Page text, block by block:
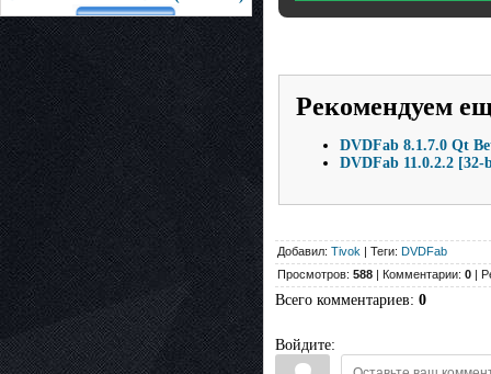
Рекомендуем
DVDFab 8.1.7.0 Qt
DVDFab 11.0.2.2
Добавил: Tivok | Теги: DVDFab
Просмотров: 588 | Комментарии: 0 |
Всего комментариев: 0
Войдите: